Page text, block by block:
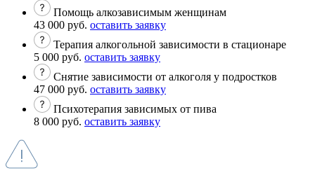
Помощь алкозависимым женщинам
43 000 руб. оставить заявку
Терапия алкогольной зависимости в стационаре
5 000 руб. оставить заявку
Снятие зависимости от алкоголя у подростков
47 000 руб. оставить заявку
Психотерапия зависимых от пива
8 000 руб. оставить заявку